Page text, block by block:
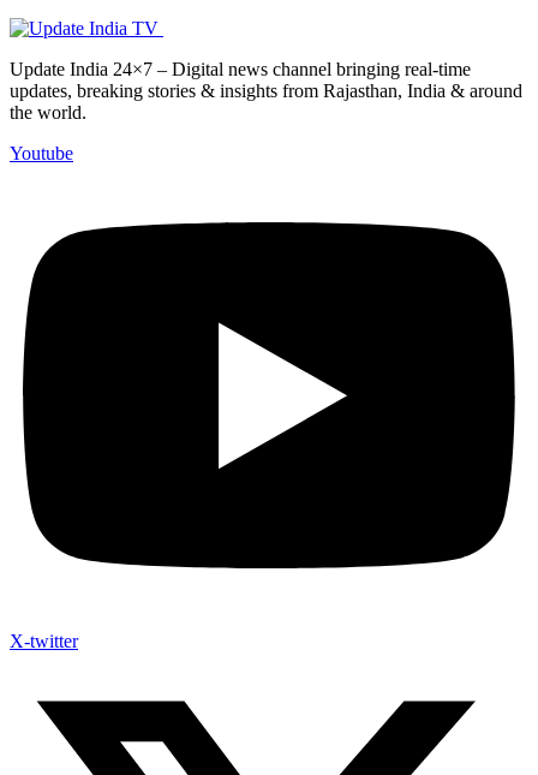
Update India 24×7 – Digital news channel bringing real-time
updates, breaking stories & insights from Rajasthan, India & around
the world.
Youtube
X-twitter